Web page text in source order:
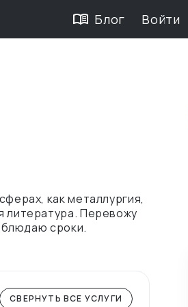
Блог Войти
как металлургия,
литература. Перевожу
сроки.
СВЕРНУТЬ ВСЕ УСЛУГИ